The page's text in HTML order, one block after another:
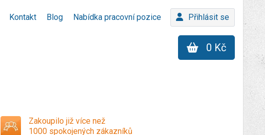
Kontakt Blog Nabídka pracovní pozice Přihlásit se
0 Kč
Zakoupilo již více než
1000 spokojených zákazníků